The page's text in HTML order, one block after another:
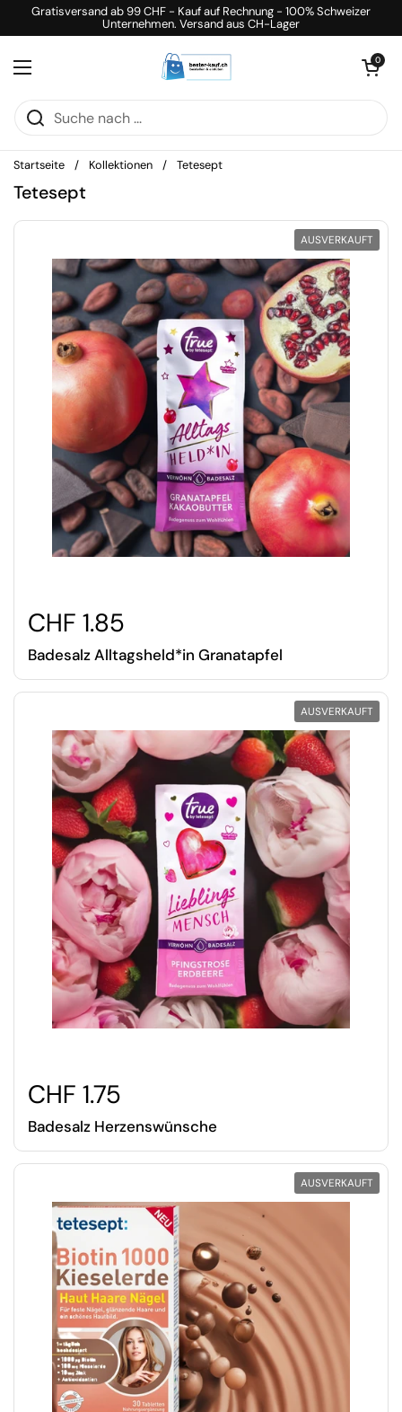
Zum Inhalt springen
Gratisversand ab 99 CHF - Kauf auf Rechnung - 100% Schweizer
Unternehmen. Versand aus CH-Lager
Menü öffnen
Warenkorb
0
Startseite / Kollektionen / Tetesept
Tetesept
CHF 1.85
Badesalz Alltagsheld*in Granatapfel
AUSVERKAUFT
CHF 1.75
Badesalz Herzenswünsche
AUSVERKAUFT
AUSVERKAUFT